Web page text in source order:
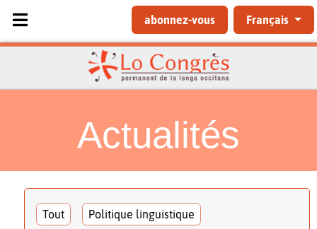
Sélectionnez votre langue
abonnez-vous Français
Actualités
Tout Politique linguistique